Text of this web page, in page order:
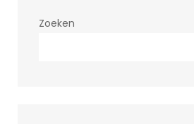
Zoeken